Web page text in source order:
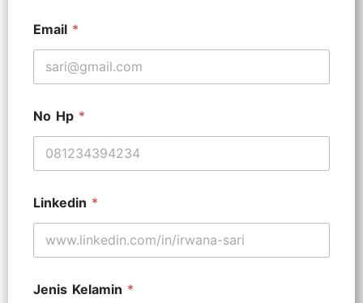
Email *
No Hp *
Linkedin *
Jenis Kelamin *